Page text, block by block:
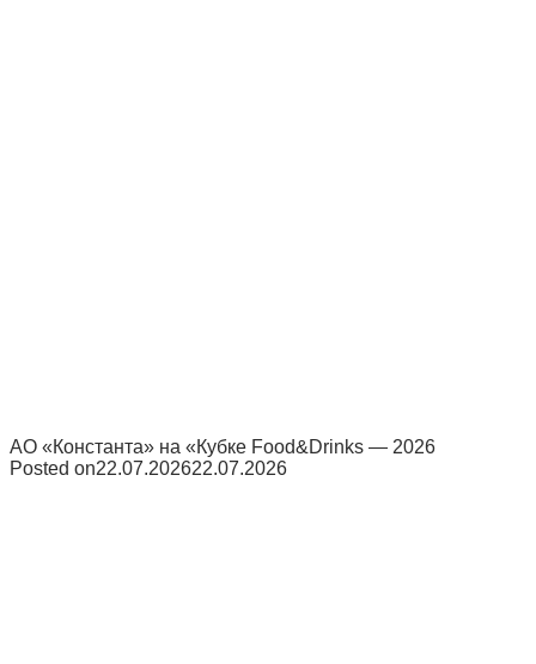
АО «Константа» на «Кубке Food&Drinks — 2026
Posted on22.07.202622.07.2026